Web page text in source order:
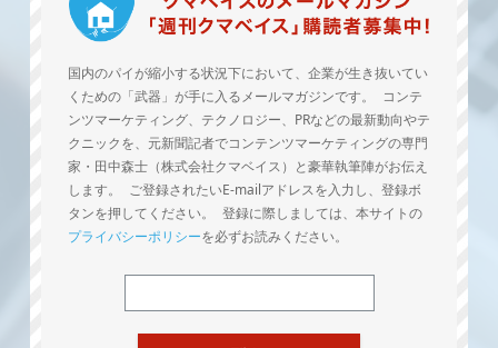
国内のパイが縮小する状況下において、企業が生き抜いてい
くための「武器」が手に入るメールマガジンです。 コンテ
ンツマーケティング、テクノロジー、PRなどの最新動向やテ
クニックを、元新聞記者でコンテンツマーケティングの専門
家・田中森士（株式会社クマベイス）と豪華執筆陣がお伝え
します。 ご登録されたいE-mailアドレスを入力し、登録ボ
タンを押してください。 登録に際しましては、本サイトの
プライバシーポリシーを必ずお読みください。